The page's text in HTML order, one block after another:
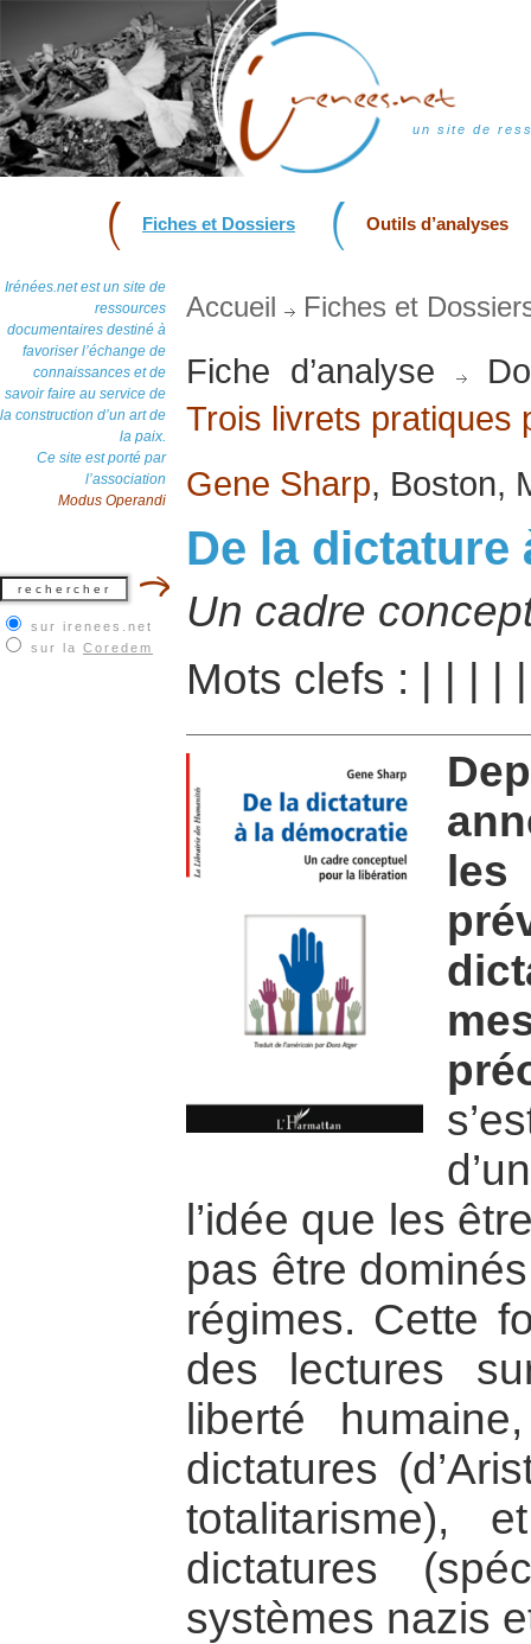
un site de
Fiches et Dossiers Outils d’analyses
Irénées.net est un site de
ressources
documentaires destiné à
favoriser l’échange de
connaissances et de
savoir faire au service de
la construction d’un art de
la paix.
Ce site est porté par
l’association
Modus Operandi
sur irenees.net
sur la Coredem
Accueil Fiches et
Fiche d’analyse
Trois livrets pratiques
Gene Sharp, Boston,
De la dictature
Un cadre
Mots clefs :
l’idée que les
pas être
régimes. Cette
des lectures
liberté
dictatures
totalitarisme),
dictatures
systèmes nazis